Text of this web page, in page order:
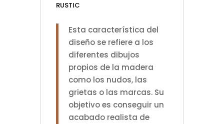
RUSTIC
Esta característica del
diseño se refiere a los
diferentes dibujos
propios de la madera
como los nudos, las
grietas o las marcas. Su
objetivo es conseguir un
acabado realista de